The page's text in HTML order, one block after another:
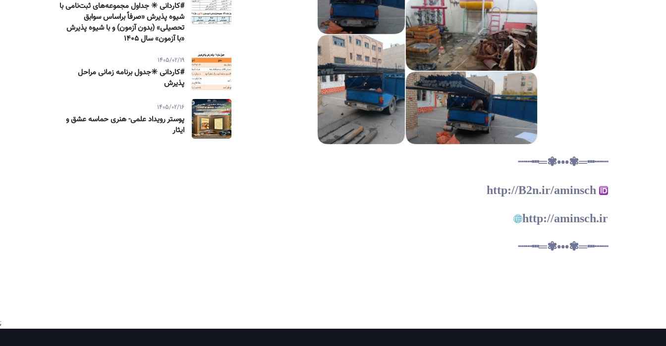
┈┄┅═✾•••✾═┅┄┈
http://aminsch.ir
┈┄┅═✾•••✾═┅┄┈
#کاردانی ✳️ جداول مجموعه‌های ثبت‌نامی با
شیوه پذیرش «صرفاً براساس سوابق
تحصیلی» (بدون آزمون) و با شیوه پذیرش
«با آزمون» سال ۱۴۰۵
1405/02/19
#کاردانی ✳️جدول برنامه زمانی مراحل
پذیرش
1405/02/16
پوستر رویداد علمی- هنری حماسه عشق و
ایثار
;